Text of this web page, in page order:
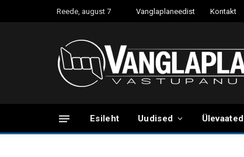
Reede, august 7 Vanglaplaneedist Kontakt
Esileht Uudised Ülevaated